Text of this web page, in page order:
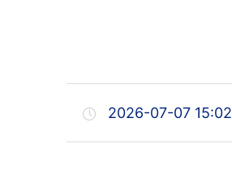
2026-07-07 15:02